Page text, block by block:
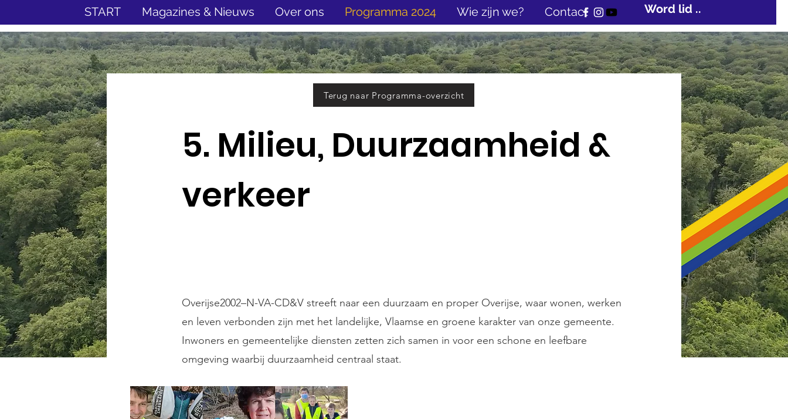
START Magazines & Nieuws Over ons Programma 2024 Wie zijn we? Contact Word lid ...
Terug naar Programma-overzicht
5. Milieu, Duurzaamheid &
verkeer
Overijse2002–N-VA-CD&V streeft naar een duurzaam en proper Overijse, waar wonen, werken
en leven verbonden zijn met het landelijke, Vlaamse en groene karakter van onze gemeente.
Inwoners en gemeentelijke diensten zetten zich samen in voor een schone en leefbare
omgeving waarbij duurzaamheid centraal staat.